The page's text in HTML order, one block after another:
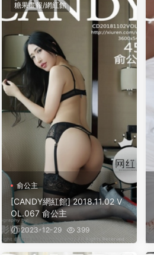
糖果畫報/網紅館
俞公主
[CANDY網紅館] 2018.11.02 V
OL.067 俞公主
2023-12-29 399